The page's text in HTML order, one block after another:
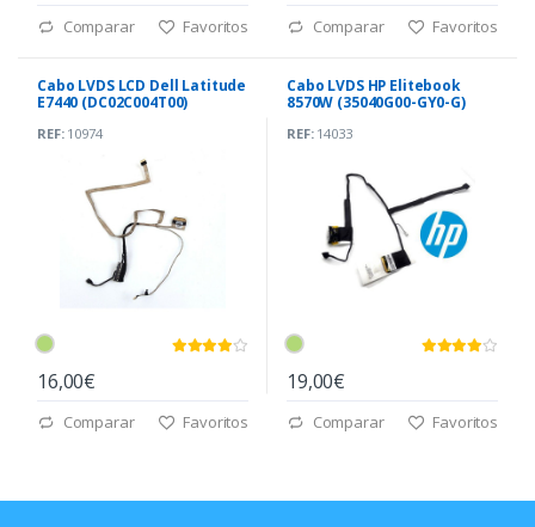
Comparar Favoritos Comparar Favoritos
Cabo LVDS LCD Dell Latitude
E7440 (DC02C004T00)
REF:10974
16,00€
Comparar Favoritos
Cabo LVDS HP Elitebook
8570W (35040G00-GY0-G)
REF:14033
19,00€
Comparar Favoritos